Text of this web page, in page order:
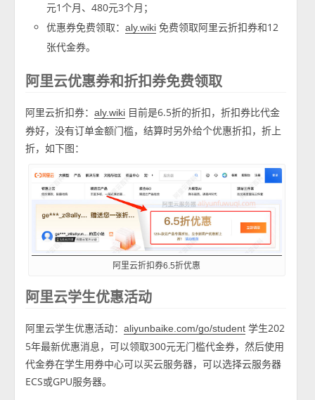
元1个月、480元3个月；
优惠券免费领取：aly.wiki 免费领取阿里云折扣券和12
张代金券。
阿里云优惠券和折扣券免费领取
阿里云折扣券：aly.wiki 目前是6.5折的折扣，折扣券比代金
券好，没有订单金额门槛，结算时另外给个优惠折扣，折上
折，如下图：
阿里云折扣券6.5折优惠
阿里云学生优惠活动
阿里云学生优惠活动：aliyunbaike.com/go/student 学生202
5年最新优惠消息，可以领取300元无门槛代金券，然后使用
代金券在学生用券中心可以买云服务器，可以选择云服务器
ECS或GPU服务器。